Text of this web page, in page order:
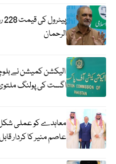
الرحمان
اگست کی پولنگ
معاہدے کو عملی
عاصم منیر کا کردار